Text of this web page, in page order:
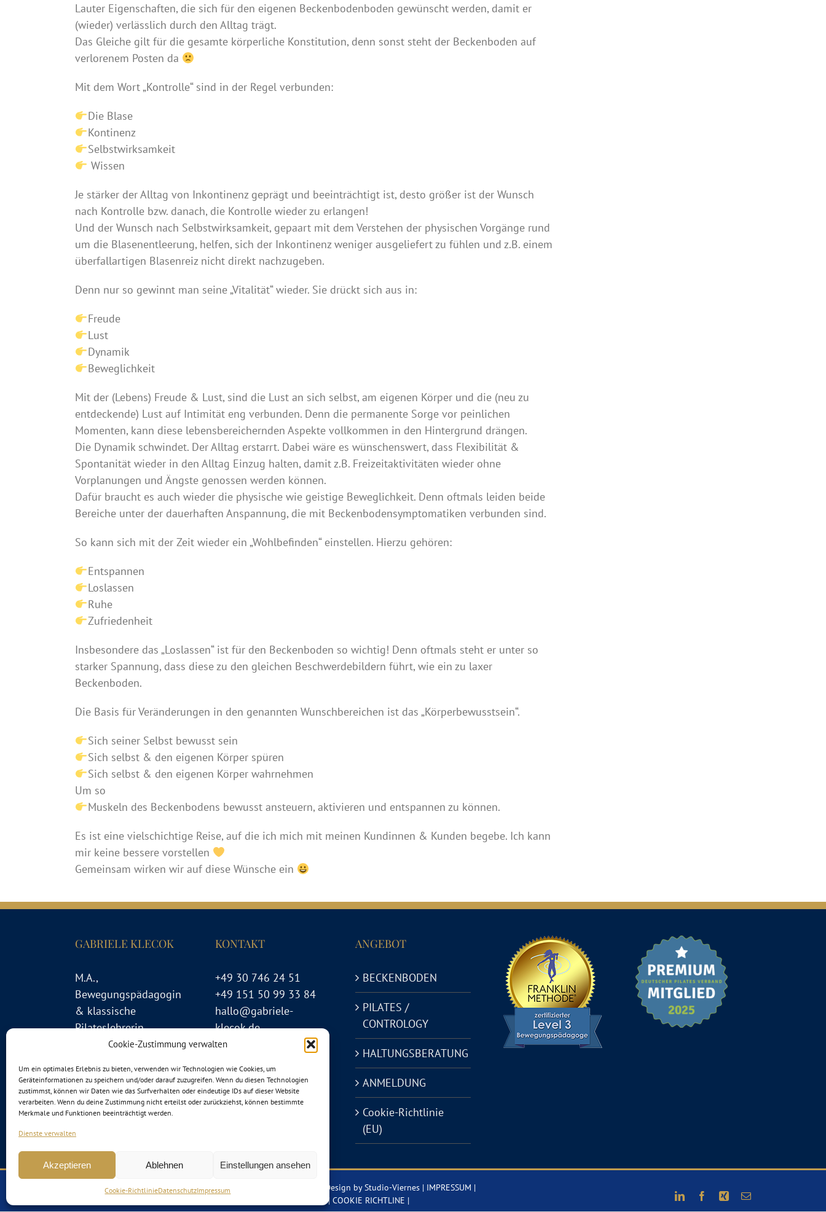
Cookie-Zustimmung verwalten
Um ein optimales Erlebnis zu bieten, verwenden wir Technologien wie Cookies, um
Geräteinformationen zu speichern und/oder darauf zuzugreifen. Wenn du diesen Technologien
zustimmst, können wir Daten wie das Surfverhalten oder eindeutige IDs auf dieser Website
verarbeiten. Wenn du deine Zustimmung nicht erteilst oder zurückziehst, können bestimmte
Merkmale und Funktionen beeinträchtigt werden.
Dienste verwalten
Akzeptieren Ablehnen Einstellungen ansehen
Cookie-RichtlinieDatenschutzImpressum
Lauter Eigenschaften, die sich für den eigenen Beckenbodenboden gewünscht werden, damit er
(wieder) verlässlich durch den Alltag trägt.
Das Gleiche gilt für die gesamte körperliche Konstitution, denn sonst steht der Beckenboden auf
verlorenem Posten da
Mit dem Wort „Kontrolle“ sind in der Regel verbunden:
Die Blase
Kontinenz
Selbstwirksamkeit
Wissen
Je stärker der Alltag von Inkontinenz geprägt und beeinträchtigt ist, desto größer ist der Wunsch
nach Kontrolle bzw. danach, die Kontrolle wieder zu erlangen!
Und der Wunsch nach Selbstwirksamkeit, gepaart mit dem Verstehen der physischen Vorgänge rund
um die Blasenentleerung, helfen, sich der Inkontinenz weniger ausgeliefert zu fühlen und z.B. einem
überfallartigen Blasenreiz nicht direkt nachzugeben.
Denn nur so gewinnt man seine „Vitalität“ wieder. Sie drückt sich aus in:
Freude
Lust
Dynamik
Beweglichkeit
Mit der (Lebens) Freude & Lust, sind die Lust an sich selbst, am eigenen Körper und die (neu zu
entdeckende) Lust auf Intimität eng verbunden. Denn die permanente Sorge vor peinlichen
Momenten, kann diese lebensbereichernden Aspekte vollkommen in den Hintergrund drängen.
Die Dynamik schwindet. Der Alltag erstarrt. Dabei wäre es wünschenswert, dass Flexibilität &
Spontanität wieder in den Alltag Einzug halten, damit z.B. Freizeitaktivitäten wieder ohne
Vorplanungen und Ängste genossen werden können.
Dafür braucht es auch wieder die physische wie geistige Beweglichkeit. Denn oftmals leiden beide
Bereiche unter der dauerhaften Anspannung, die mit Beckenbodensymptomatiken verbunden sind.
So kann sich mit der Zeit wieder ein „Wohlbefinden“ einstellen. Hierzu gehören:
Entspannen
Loslassen
Ruhe
Zufriedenheit
Insbesondere das „Loslassen“ ist für den Beckenboden so wichtig! Denn oftmals steht er unter so
starker Spannung, dass diese zu den gleichen Beschwerdebildern führt, wie ein zu laxer
Beckenboden.
Die Basis für Veränderungen in den genannten Wunschbereichen ist das „Körperbewusstsein“.
Sich seiner Selbst bewusst sein
Sich selbst & den eigenen Körper spüren
Sich selbst & den eigenen Körper wahrnehmen
Um so
Muskeln des Beckenbodens bewusst ansteuern, aktivieren und entspannen zu können.
Es ist eine vielschichtige Reise, auf die ich mich mit meinen Kundinnen & Kunden begebe. Ich kann
mir keine bessere vorstellen
Gemeinsam wirken wir auf diese Wünsche ein
GABRIELE KLECOK
M.A.,
Bewegungspädagogin
& klassische
Pilateslehrerin
KONTAKT
+49 30 746 24 51
+49 151 50 99 33 84
hallo@gabriele-
klecok.de
ANGEBOT
BECKENBODEN
PILATES /
CONTROLOGY
HALTUNGSBERATUNG
ANMELDUNG
Cookie-Richtlinie
(EU)
Copyright 2012 - 2025 Gabriele Klecok | Alle Rechte vorbehalten | Design byStudio-Viernes | IMPRESSUM |
| COOKIE RICHTLINE | LinkedInFacebook
Xing E-